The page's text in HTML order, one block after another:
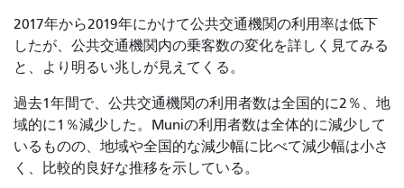
2017年から2019年にかけて公共交通機関の利用率は低下
したが、公共交通機関内の乗客数の変化を詳しく見てみる
と、より明るい兆しが見えてくる。
過去1年間で、公共交通機関の利用者数は全国的に2％、地
域的に1％減少した。Muniの利用者数は全体的に減少して
いるものの、地域や全国的な減少幅に比べて減少幅は小さ
く、比較的良好な推移を示している。